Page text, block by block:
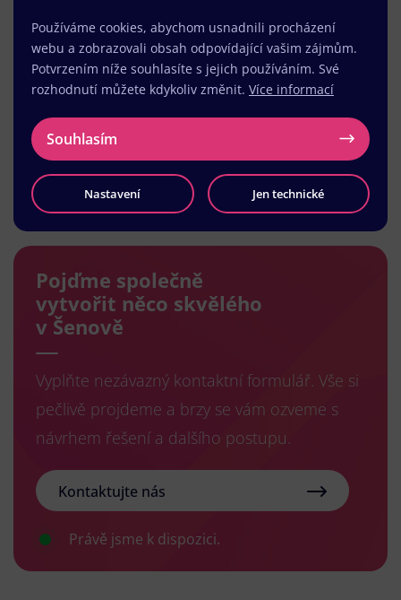
Načíst další
Pojďme společně
vytvořit něco skvělého
v Šenově
Vyplňte nezávazný kontaktní formulář. Vše si
pečlivě projdeme a brzy se vám ozveme s
návrhem řešení a dalšího postupu.
Kontaktujte nás
Právě jsme k dispozici.
Používáme cookies, abychom usnadnili procházení
webu a zobrazovali obsah odpovídající vašim zájmům.
Potvrzením níže souhlasíte s jejich používáním. Své
rozhodnutí můžete kdykoliv změnit. Více informací
Souhlasím
Nastavení Jen technické